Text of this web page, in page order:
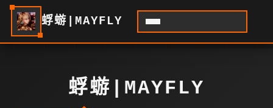
蜉蝣|MAYFLY
蜉蝣|MAYFLY